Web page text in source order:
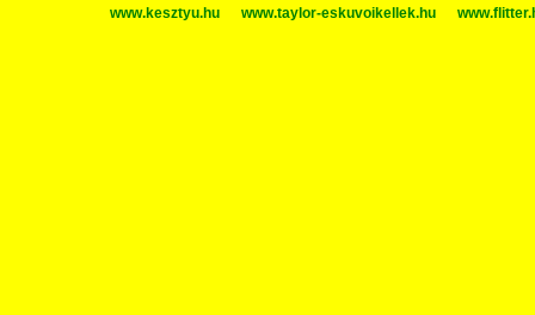
www.kesztyu.hu
www.taylor-eskuvoikellek.hu